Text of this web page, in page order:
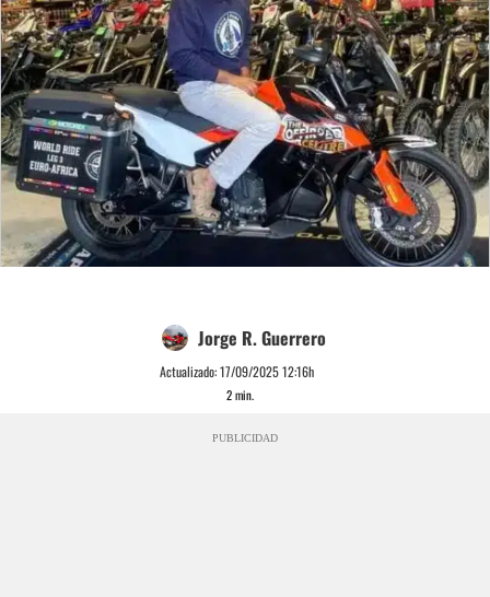
Jorge R. Guerrero
Actualizado:17/09/2025 12:16h
2min.
PUBLICIDAD